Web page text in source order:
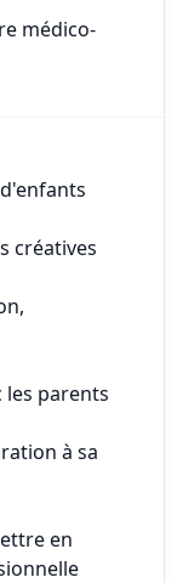
médico-
créatives
les parents
à sa
en